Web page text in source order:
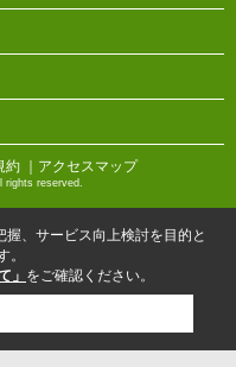
約 ｜アクセスマップ
rights reserved.
、サービス向上検討を目的と
。
」 をご確認ください。